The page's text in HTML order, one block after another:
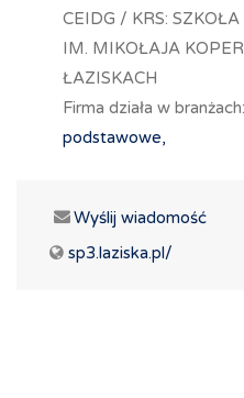
CEIDG / KRS:
IM. MIKOŁAJA
ŁAZISKACH
Firma działa w branżach:
podstawowe,
Wyślij wiadomość
sp3.laziska.pl/